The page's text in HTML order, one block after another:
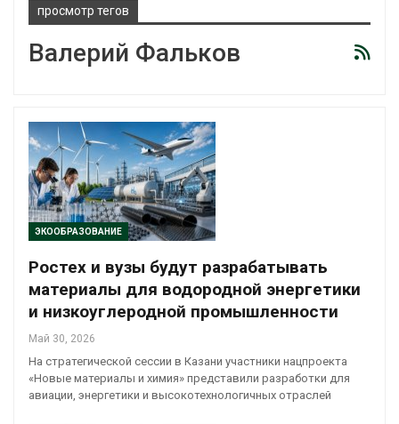
просмотр тегов
Валерий Фальков
ЭКООБРАЗОВАНИЕ
Ростех и вузы будут разрабатывать
материалы для водородной энергетики
и низкоуглеродной промышленности
Май 30, 2026
На стратегической сессии в Казани участники нацпроекта
«Новые материалы и химия» представили разработки для
авиации, энергетики и высокотехнологичных отраслей